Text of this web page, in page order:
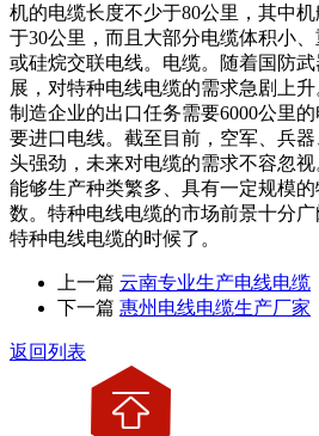
机的电缆长度不少于80公里，其中
于30公里，而且大部分电缆体积小
或硅烷交联电线。电缆。随着国防
展，对特种电线电缆的需求急剧上
制造企业的出口任务需要6000公里
要进口电线。截至目前，空军、兵
头强劲，未来对电缆的需求不容忽视
能够生产种类繁多、具有一定规模
数。特种电线电缆的市场前景十分
特种电线电缆的时候了。
上一篇 云南专业生产电线电缆
下一篇 惠州电线电缆生产厂家
返回列表